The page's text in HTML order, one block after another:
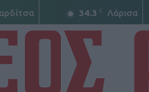
34.3 C Λάρισα